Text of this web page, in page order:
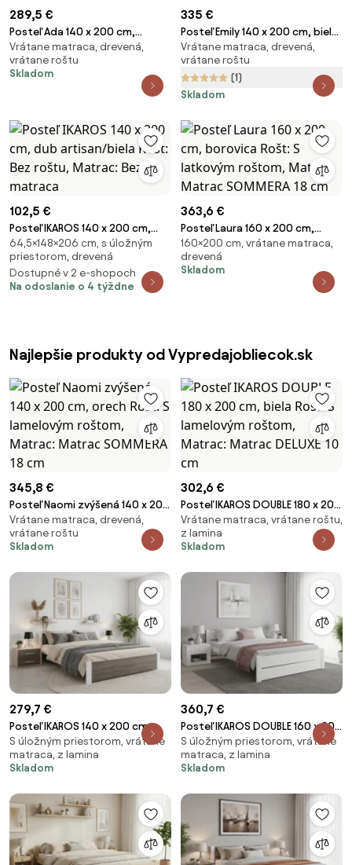
289,5 €
Posteľ Ada 140 x 200 cm,
borovica Rošt: S latkovým
roštom, Matrac: Matrac
SOMMERA 18 cm
Vrátane matraca, drevená,
vrátane roštu
Skladom
335 €
Posteľ Emily 140 x 200 cm, biela
Rošt: S latkovým roštom,
Matrac: Matrac SOMMERA 18
cm
Vrátane matraca, drevená,
vrátane roštu
(1)
Skladom
102,5 €
Posteľ IKAROS 140 x 200 cm,
dub artisan/biela Rošt: Bez
roštu, Matrac: Bez matraca
64,5×148×206 cm, s úložným
priestorom, drevená
Dostupné v 2 e-shopoch
Na odoslanie o 4 týždne
363,6 €
Posteľ Laura 160 x 200 cm,
borovica Rošt: S latkovým
roštom, Matrac: Matrac
SOMMERA 18 cm
160×200 cm, vrátane matraca,
drevená
Skladom
Najlepšie produkty od Vypredajobliecok.sk
345,8 €
Posteľ Naomi zvýšená 140 x 200
cm, orech Rošt: S lamelovým
roštom, Matrac: Matrac
SOMMERA 18 cm
Vrátane matraca, drevená,
vrátane roštu
Skladom
302,6 €
Posteľ IKAROS DOUBLE 180 x 200
cm, biela Rošt: S lamelovým
roštom, Matrac: Matrac DELUXE
10 cm
Vrátane matraca, vrátane roštu,
z lamina
Skladom
279,7 €
Posteľ IKAROS 140 x 200 cm,
biela/dub hľuzovka Rošt: Bez
roštu, Matrac: Matrac
SOMMERA 18 cm
S úložným priestorom, vrátane
matraca, z lamina
Skladom
360,7 €
Posteľ IKAROS DOUBLE 160 x 200
cm, biela Rošt: Bez roštu,
Matrac: Matrac COCO MAXI 20
cm
S úložným priestorom, vrátane
matraca, z lamina
Skladom